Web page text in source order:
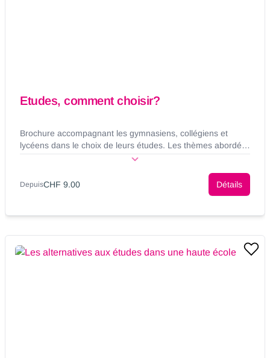
Etudes, comment choisir?
Brochure accompagnant les gymnasiens, collégiens et
lycéens dans le choix de leurs études. Les thèmes abordés
vont de la réflexion sur les intérêts au processus de
encore les étapes de l'inscription dans la haute école visée.
DepuisCHF 9.00 Détails